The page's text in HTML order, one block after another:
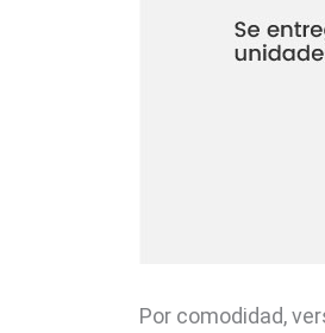
Por comodidad,